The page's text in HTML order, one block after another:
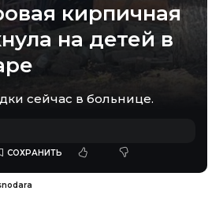
кирпичная
на детей в
сейчас в больнице.